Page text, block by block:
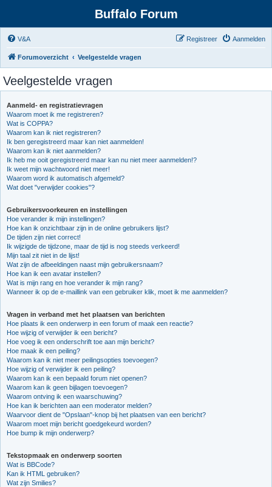
Buffalo Forum
V&A Aanmelden
Registreer
Forumoverzicht Veelgestelde vragen
Veelgestelde vragen
Aanmeld- en registratievragen
Waarom moet ik me registreren?
Wat is COPPA?
Waarom kan ik niet registreren?
Ik ben geregistreerd maar kan niet aanmelden!
Waarom kan ik niet aanmelden?
Ik heb me ooit geregistreerd maar kan nu niet meer aanmelden!?
Ik weet mijn wachtwoord niet meer!
Waarom word ik automatisch afgemeld?
Wat doet "verwijder cookies"?
Gebruikersvoorkeuren en instellingen
Hoe verander ik mijn instellingen?
Hoe kan ik onzichtbaar zijn in de online gebruikers lijst?
De tijden zijn niet correct!
Ik wijzigde de tijdzone, maar de tijd is nog steeds verkeerd!
Mijn taal zit niet in de lijst!
Wat zijn de afbeeldingen naast mijn gebruikersnaam?
Hoe kan ik een avatar instellen?
Wat is mijn rang en hoe verander ik mijn rang?
Wanneer ik op de e-maillink van een gebruiker klik, moet ik me aanmelden?
Vragen in verband met het plaatsen van berichten
Hoe plaats ik een onderwerp in een forum of maak een reactie?
Hoe wijzig of verwijder ik een bericht?
Hoe voeg ik een onderschrift toe aan mijn bericht?
Hoe maak ik een peiling?
Waarom kan ik niet meer peilingsopties toevoegen?
Hoe wijzig of verwijder ik een peiling?
Waarom kan ik een bepaald forum niet openen?
Waarom kan ik geen bijlagen toevoegen?
Waarom ontving ik een waarschuwing?
Hoe kan ik berichten aan een moderator melden?
Waarvoor dient de "Opslaan"-knop bij het plaatsen van een bericht?
Waarom moet mijn bericht goedgekeurd worden?
Hoe bump ik mijn onderwerp?
Tekstopmaak en onderwerp soorten
Wat is BBCode?
Kan ik HTML gebruiken?
Wat zijn Smilies?